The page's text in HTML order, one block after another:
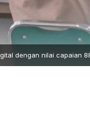
dengan nilai capaian